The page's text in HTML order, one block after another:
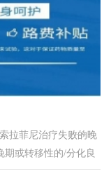
拉菲尼治疗失败的晚
期或转移性的/分化良